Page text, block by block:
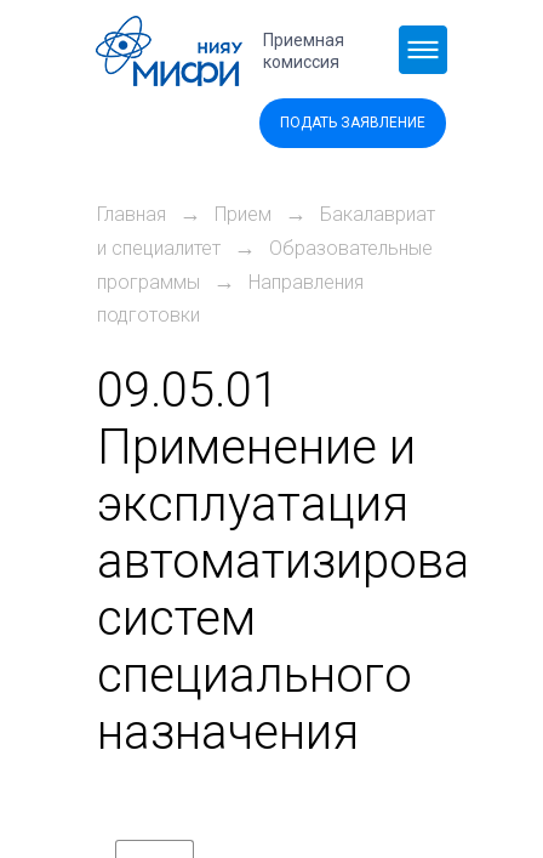
Перейти к основному содержанию
ПОДАТЬ ЗАЯВЛЕНИЕ
Приемная
комиссия
Главная → Прием →
Бакалавриат
и специалитет
→
Образовательные
программы
→
Направления
подготовки
09.05.01
Применение и
эксплуатация
систем
специального
назначения